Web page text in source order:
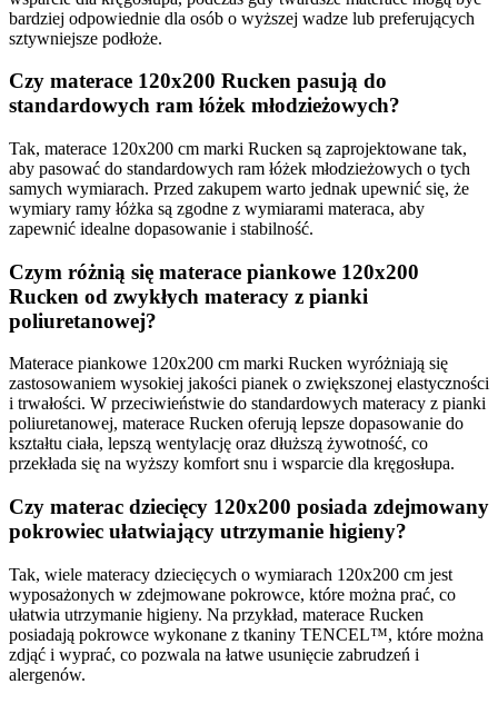
bardziej odpowiednie dla osób o wyższej wadze lub preferujących
sztywniejsze podłoże.
Czy materace 120x200 Rucken pasują do
standardowych ram łóżek młodzieżowych?
Tak, materace 120x200 cm marki Rucken są zaprojektowane tak,
aby pasować do standardowych ram łóżek młodzieżowych o tych
samych wymiarach. Przed zakupem warto jednak upewnić się, że
wymiary ramy łóżka są zgodne z wymiarami materaca, aby
zapewnić idealne dopasowanie i stabilność.
Czym różnią się materace piankowe 120x200
Rucken od zwykłych materacy z pianki
poliuretanowej?
Materace piankowe 120x200 cm marki Rucken wyróżniają się
zastosowaniem wysokiej jakości pianek o zwiększonej elastyczności
i trwałości. W przeciwieństwie do standardowych materacy z pianki
poliuretanowej, materace Rucken oferują lepsze dopasowanie do
kształtu ciała, lepszą wentylację oraz dłuższą żywotność, co
przekłada się na wyższy komfort snu i wsparcie dla kręgosłupa.
Czy materac dziecięcy 120x200 posiada zdejmowany
pokrowiec ułatwiający utrzymanie higieny?
Tak, wiele materacy dziecięcych o wymiarach 120x200 cm jest
wyposażonych w zdejmowane pokrowce, które można prać, co
ułatwia utrzymanie higieny. Na przykład, materace Rucken
posiadają pokrowce wykonane z tkaniny TENCEL™, które można
zdjąć i wyprać, co pozwala na łatwe usunięcie zabrudzeń i
alergenów.